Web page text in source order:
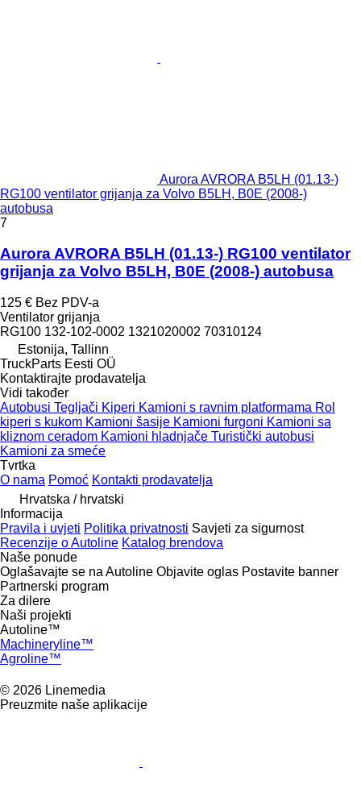
Aurora AVRORA B5LH (01.13-)
RG100 ventilator grijanja za Volvo B5LH, B0E (2008-)
autobusa
7
Aurora AVRORA B5LH (01.13-) RG100 ventilator
grijanja za Volvo B5LH, B0E (2008-) autobusa
125 € Bez PDV-a
Ventilator grijanja
RG100 132-102-0002 1321020002 70310124
Estonija, Tallinn
TruckParts Eesti OÜ
Kontaktirajte prodavatelja
Vidi također
Autobusi Tegljači Kiperi Kamioni s ravnim platformama Rol
kiperi s kukom Kamioni šasije Kamioni furgoni Kamioni sa
kliznom ceradom Kamioni hladnjače Turistički autobusi
Kamioni za smeće
Tvrtka
O nama Pomoć Kontakti prodavatelja
Hrvatska / hrvatski
Informacija
Pravila i uvjeti Politika privatnosti Savjeti za sigurnost
Recenzije o Autoline Katalog brendova
Naše ponude
Oglašavajte se na Autoline Objavite oglas Postavite banner
Partnerski program
Za dilere
Naši projekti
Autoline™
Machineryline™
Agroline™
© 2026 Linemedia
Preuzmite naše aplikacije